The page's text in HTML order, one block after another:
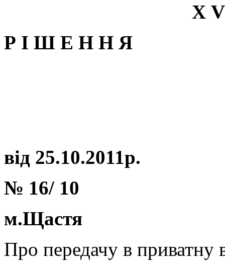
Х V
Р І Ш Е Н Н Я
від 25.10.2011р.
№ 16/ 10
м.Щастя
Про передачу в приватну